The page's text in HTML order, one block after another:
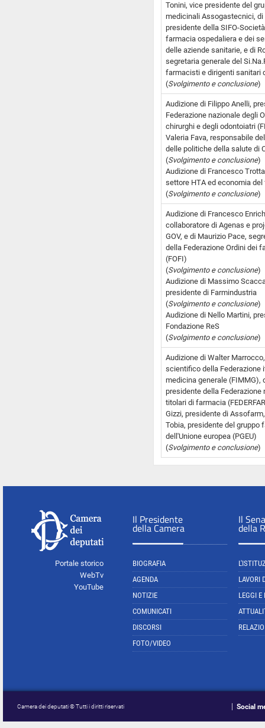
Tonini, vice presidente del
medicinali Assogastecnici, di
presidente della SIFO-
farmacia ospedaliera e dei
delle aziende sanitarie, e di
segretaria generale del
farmacisti e dirigenti sanitari
(Svolgimento e conclusione)
Audizione di Filippo Anelli,
Federazione nazionale degli
chirurghi e degli odontoiatri
Valeria Fava, responsabile
delle politiche della salute di
(Svolgimento e conclusione)
Audizione di Francesco
settore HTA ed economia del
(Svolgimento e conclusione)
Audizione di Francesco
collaboratore di Agenas e
GOV, e di Maurizio Pace,
della Federazione Ordini dei
(FOFI)
(Svolgimento e conclusione)
Audizione di Massimo
presidente di Farmindustria
(Svolgimento e conclusione)
Audizione di Nello Martini,
Fondazione ReS
(Svolgimento e conclusione)
Audizione di Walter
scientifico della Federazione
medicina generale (FIMMG),
presidente della Federazione
titolari di farmacia
Gizzi, presidente di
Tobia, presidente del gruppo
dell'Unione europea (PGEU)
(Svolgimento e conclusione)
Portale storico
WebTv
YouTube
Il Presidente
della Camera
BIOGRAFIA
AGENDA
NOTIZIE
COMUNICATI
DISCORSI
FOTO/VIDEO
Il
della
LAVORI
LEGGI E
Camera dei deputati © Tutti i diritti riservati Social